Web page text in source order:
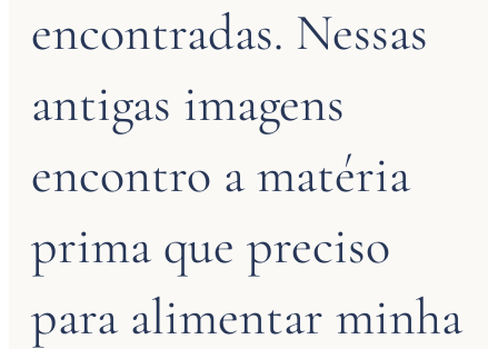
encontradas. Nessas
antigas imagens
encontro a matéria
prima que preciso
para alimentar minha